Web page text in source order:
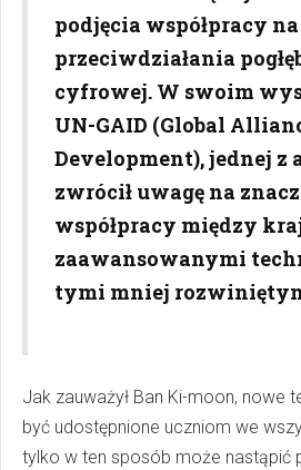
podjęcia współpracy
przeciwdziałania
cyfrowej. W swoim
UN-GAID (Global
Development), jednej z
zwrócił uwagę na
współpracy między
zaawansowanymi
tymi mniej
Jak zauważył Ban Ki-moon, nowe
być udostępnione uczniom we
tylko w ten sposób może nastąpić